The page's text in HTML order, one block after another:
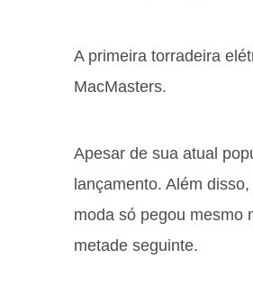
A primeira torradeira
MacMasters.
Apesar de sua atual
lançamento. Além
moda só pegou mesmo
metade seguinte.